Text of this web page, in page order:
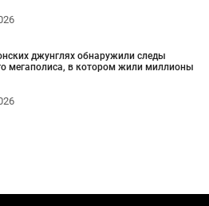
джунглях обнаружили следы
мегаполиса, в котором жили миллионы